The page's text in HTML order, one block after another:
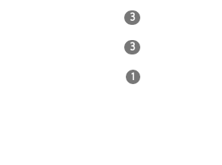
3
3
1